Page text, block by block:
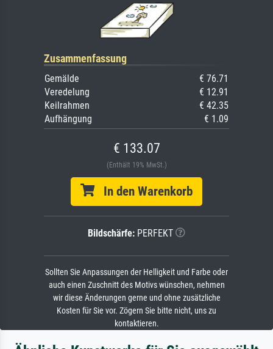
Zusammenfassung
Gemälde
€ 76.71
Veredelung
€ 12.91
Keilrahmen
€ 42.35
Aufhängung
€ 1.09
€ 133.07
(Enthält 19% MwSt.)
In den Warenkorb
Bildschärfe: PERFEKT
Sollten Sie Anpassungen der Helligkeit und Farbe oder
auch einen Zuschnitt des Motivs wünschen, nehmen
wir diese Änderungen gerne und ohne zusätzliche
Kosten für Sie vor. Zögern Sie bitte nicht, uns zu
kontaktieren.